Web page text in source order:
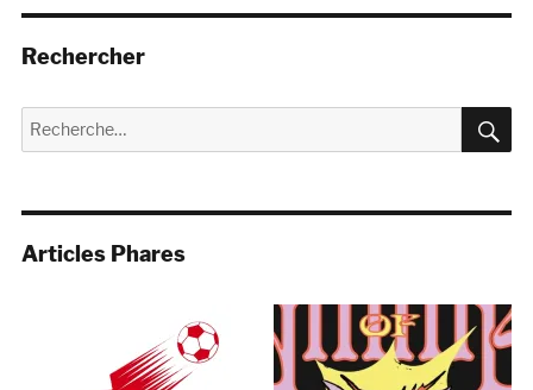
Rechercher
Recherche
pour :
Articles Phares